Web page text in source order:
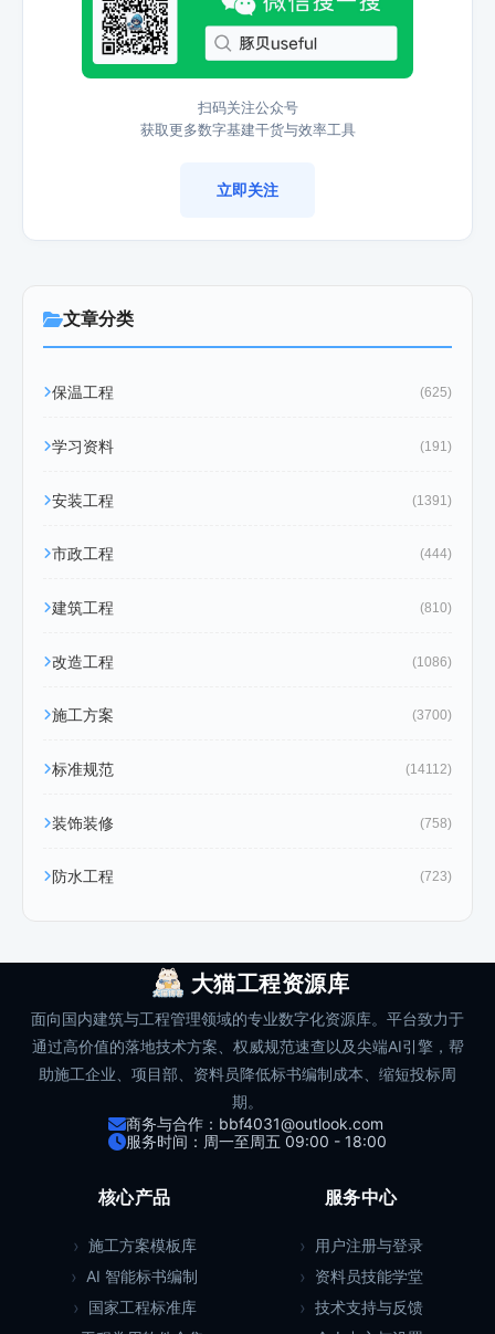
扫码关注公众号
获取更多数字基建干货与效率工具
立即关注
文章分类
保温工程 (625)
学习资料 (191)
安装工程 (1391)
市政工程 (444)
建筑工程 (810)
改造工程 (1086)
施工方案 (3700)
标准规范 (14112)
装饰装修 (758)
防水工程 (723)
大猫工程资源库
面向国内建筑与工程管理领域的专业数字化资源库。平台致力于
通过高价值的落地技术方案、权威规范速查以及尖端AI引擎，帮
助施工企业、项目部、资料员降低标书编制成本、缩短投标周
期。
商务与合作：bbf4031@outlook.com
服务时间：周一至周五 09:00 - 18:00
核心产品
施工方案模板库
AI 智能标书编制
国家工程标准库
服务中心
用户注册与登录
资料员技能学堂
技术支持与反馈